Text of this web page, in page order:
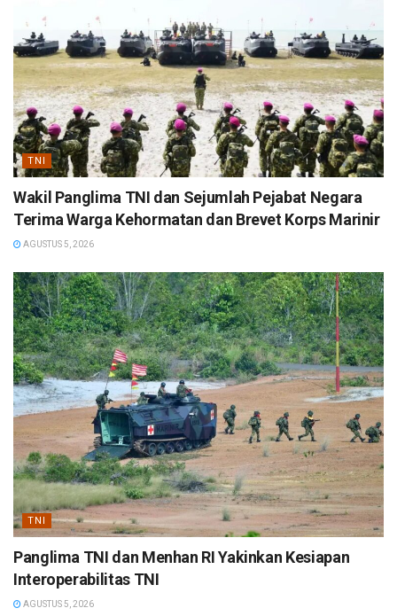
TNI
Wakil Panglima TNI dan Sejumlah Pejabat Negara
Terima Warga Kehormatan dan Brevet Korps Marinir
AGUSTUS 5, 2026
TNI
Panglima TNI dan Menhan RI Yakinkan Kesiapan
Interoperabilitas TNI
AGUSTUS 5, 2026